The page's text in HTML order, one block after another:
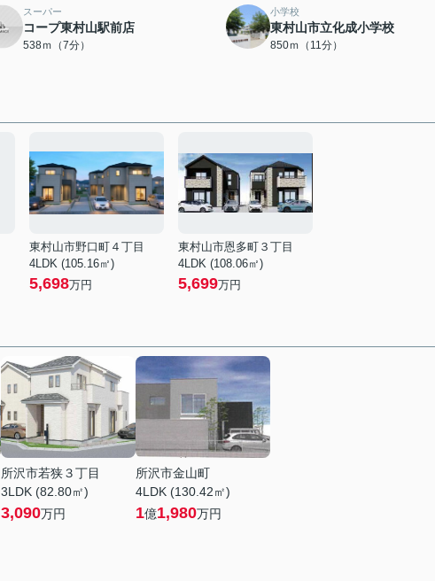
スーパー
コープ東村山駅前店
538ｍ（7分）
小学校
東村山市立化成小学校
850ｍ（11分）
東村山市野口町４丁目
4LDK (105.16㎡)
5,698万円
東村山市恩多町３丁目
4LDK (108.06㎡)
5,699万円
所沢市若狭３丁目
3LDK (82.80㎡)
3,090万円
所沢市金山町
4LDK (130.42㎡)
1億1,980万円